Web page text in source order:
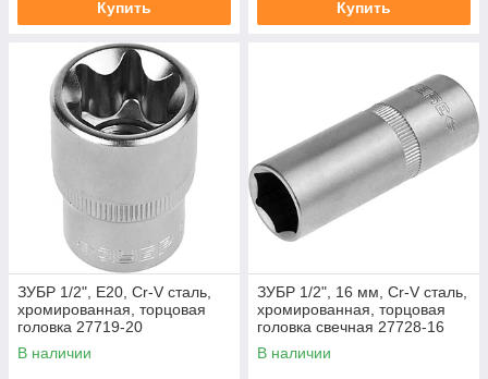
Купить Купить
ЗУБР 1/2", E20, Cr-V сталь,
хромированная, торцовая
головка 27719-20
В наличии
ЗУБР 1/2", 16 мм, Cr-V сталь,
хромированная, торцовая
головка свечная 27728-16
В наличии